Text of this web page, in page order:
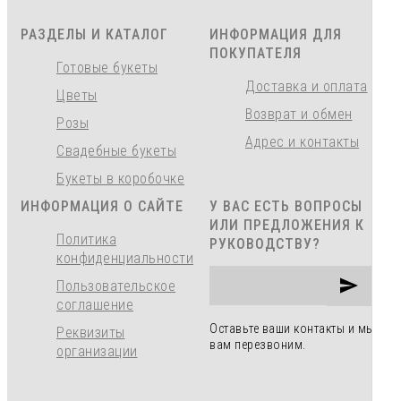
РАЗДЕЛЫ И КАТАЛОГ
Готовые букеты
Цветы
Розы
Свадебные букеты
Букеты в коробочке
ИНФОРМАЦИЯ ДЛЯ
ПОКУПАТЕЛЯ
Доставка и оплата
Возврат и обмен
Адрес и контакты
ИНФОРМАЦИЯ О САЙТЕ
Политика
конфиденциальности
Пользовательское
соглашение
Реквизиты
организации
У ВАС ЕСТЬ ВОПРОСЫ
ИЛИ ПРЕДЛОЖЕНИЯ К
РУКОВОДСТВУ?
Оставьте ваши контакты и мы
вам перезвоним.